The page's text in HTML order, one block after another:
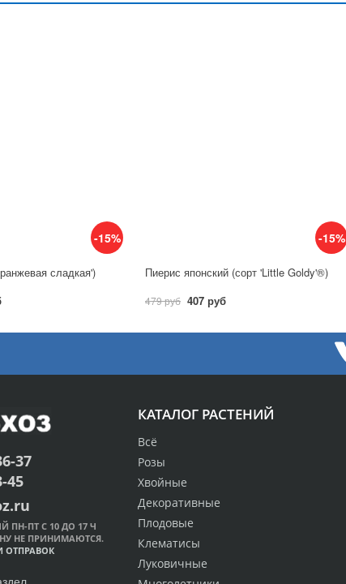
-15%
сладкая')
-15%
Пиерис японский (сорт 'Little Goldy'®)
479 руб 407 руб
КАТАЛОГ РАСТЕНИЙ
Всё
Розы
Хвойные
Декоративные
Плодовые
Клематисы
Луковичные
37
45
ПН-ПТ С 10 ДО 17 Ч
НЕ ПРИНИМАЮТСЯ.
ОТПРАВОК